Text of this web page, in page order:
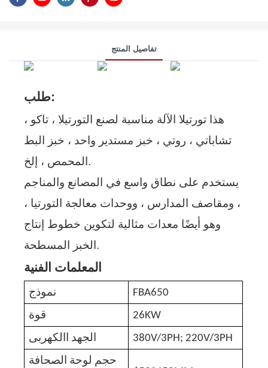
تفاصيل المنتج
طلب:
هذا تورتيلا
الآلة مناسبة لصنع التورتيلا ، تاكو ،
تشاباتي ، روتي ، خبز مستدير واحد ، خبز البط
المحمص ، إلخ.
يستخدم على نطاق واسع في المصانع والمناجم
، ومقاصف المدارس ، ووحدات معالجة التورتيا ،
وهو أيضًا معدات مثالية لتكوين خطوط إنتاج
الخبز المسطحة.
المعلمات الفنية
نموذج
FBA650
قوة
26KW
الجهد االكهربى
380V/3PH; 220V/3PH
حجم لوحة الصحافة